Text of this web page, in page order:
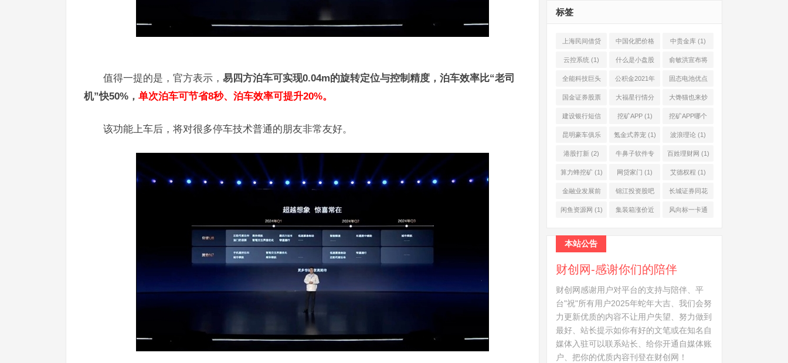
值得一提的是，官方表示， 易四方泊车可实现0.04m的旋转定位与控制精度，泊车效率比“老司
机”快50%， 单次泊车可节省8秒、泊车效率可提升20%。
该功能上车后，将对很多停车技术普通的朋友非常友好。
标签
上海民间借贷
公司(1)
中国化肥价格
网(1)
中贵金库 (1)
云控系统 (1) 什么是小盘股
(2)
俞敏洪宣布将
退休(1)
全能科技巨头
(1)
公积金2021年
起不允许提取
固态电池优点
(1)
国金证券股票
(2)
大福星行情分
析系统(1)
大馋猫也来炒
股票(1)
建设银行短信
服务费(1)
挖矿APP(1) 挖矿APP哪个
靠谱(1)
昆明豪车俱乐
部(1)
氪金式养宠(1) 波浪理论 (1)
港股打新 (2) 牛鼻子软件专
业版(1)
百姓理财网 (1)
算力蜂挖矿(1) 网贷家门 (1) 艾德权程 (1)
金融业发展前
景(1)
锦江投资股吧
(1)
长城证券同花
顺(1)
闲鱼资源网 (1) 集装箱涨价近 风向标一卡通
本站公告
财创网-感谢你们的陪伴
财创网感谢用户对平台的支持与陪伴、平
台"祝"所有用户2025年蛇年大吉、我们会努
力更新优质的内容不让用户失望、努力做到
最好、站长提示如你有好的文笔或在知名自
媒体入驻可以联系站长、给你开通自媒体账
户、把你的优质内容刊登在财创网！